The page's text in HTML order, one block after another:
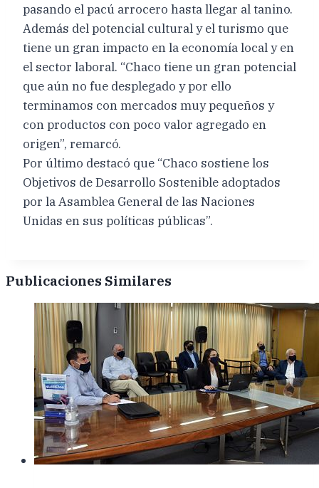
pasando el pacú arrocero hasta llegar al tanino.
Además del potencial cultural y el turismo que
tiene un gran impacto en la economía local y en
el sector laboral. “Chaco tiene un gran potencial
que aún no fue desplegado y por ello
terminamos con mercados muy pequeños y
con productos con poco valor agregado en
origen”, remarcó.
Por último destacó que “Chaco sostiene los
Objetivos de Desarrollo Sostenible adoptados
por la Asamblea General de las Naciones
Unidas en sus políticas públicas”.
Publicaciones Similares